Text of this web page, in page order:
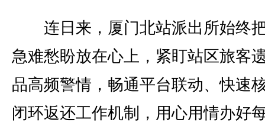
连日来，厦门北站派出所始终
急难愁盼放在心上，紧盯站区旅客
品高频警情，畅通平台联动、快速
闭环返还工作机制，用心用情办好